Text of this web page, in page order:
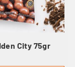
City 75gr